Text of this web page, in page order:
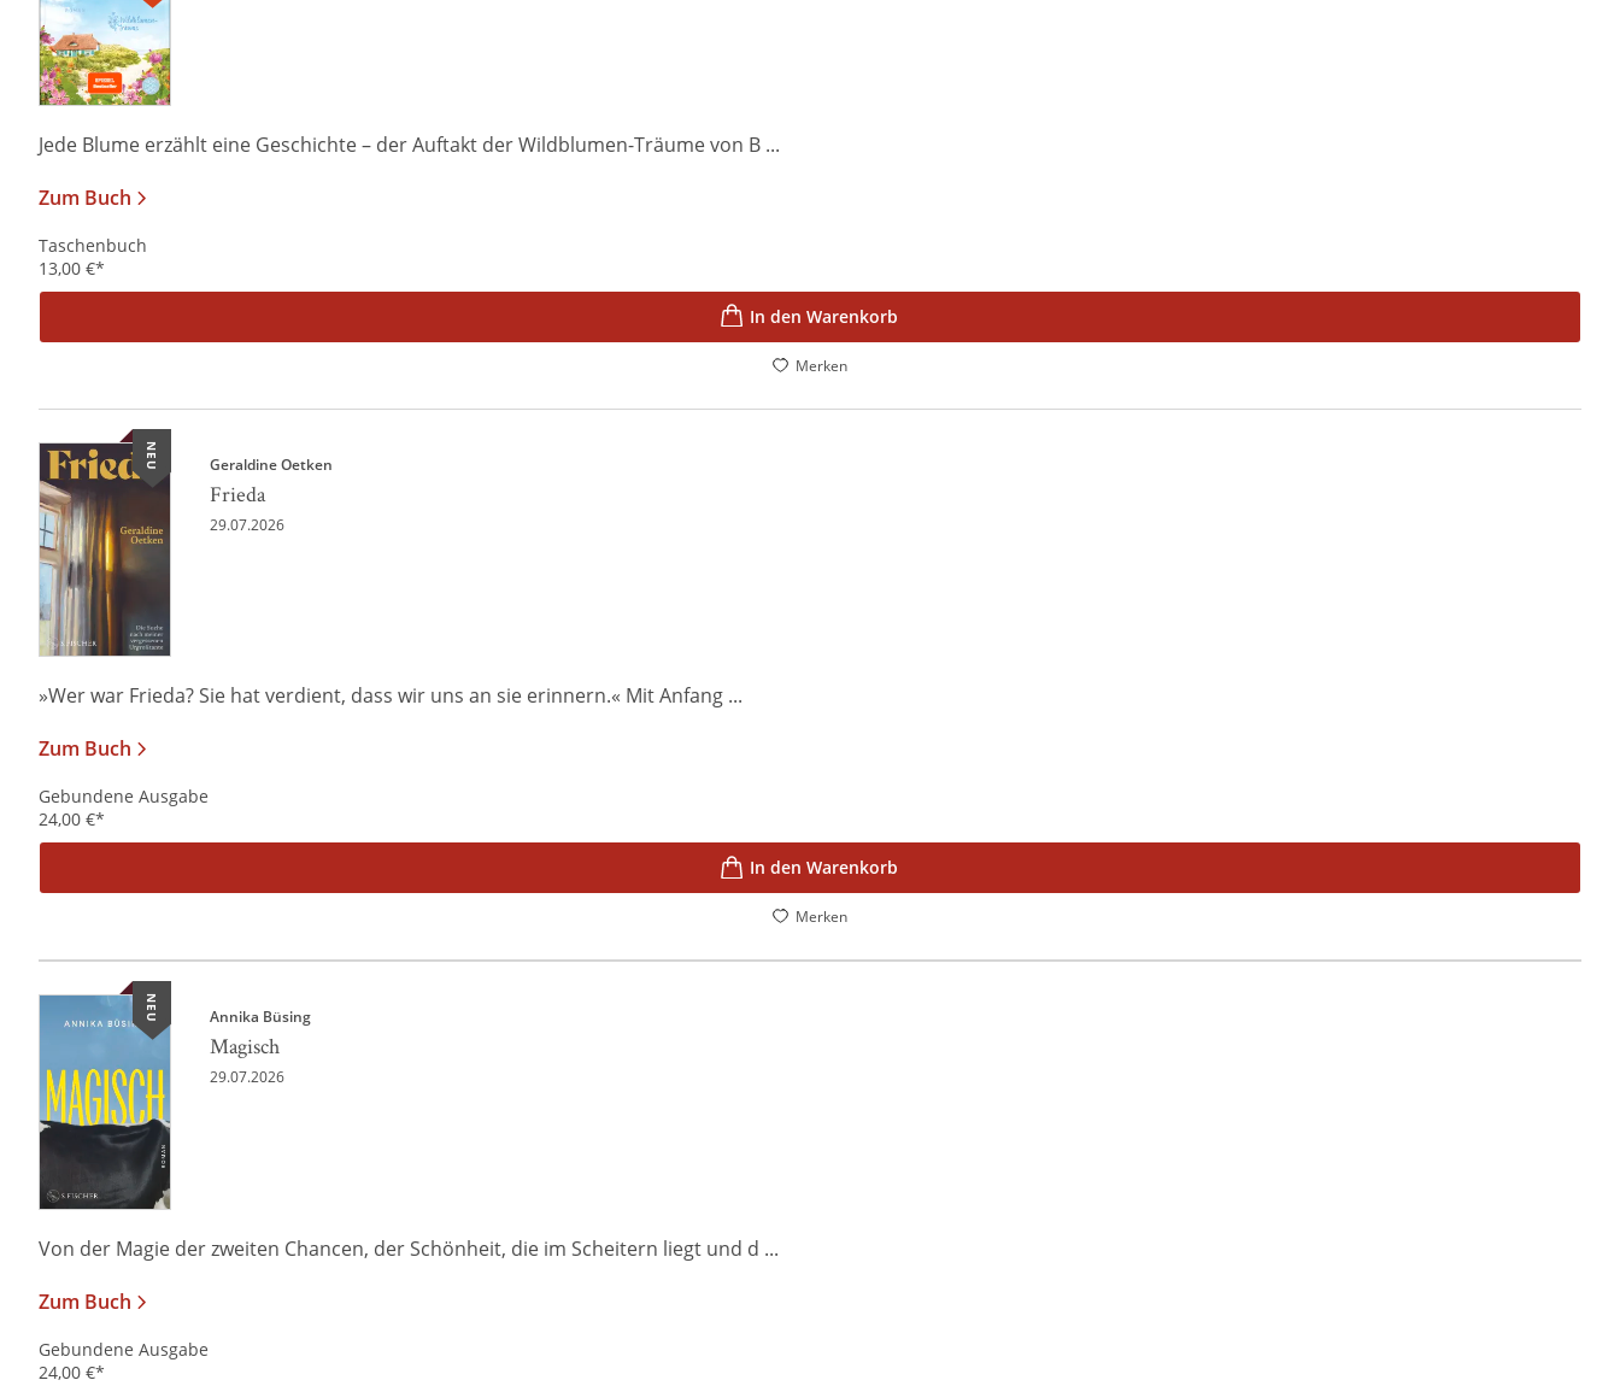
Jede Blume erzählt eine Geschichte – der Auftakt der Wildblumen-Träume von B ...
Zum Buch
Taschenbuch
13,00 €*
In den Warenkorb
Merken
NEU Geraldine Oetken
Frieda
29.07.2026
»Wer war Frieda? Sie hat verdient, dass wir uns an sie erinnern.« Mit Anfang ...
Zum Buch
Gebundene Ausgabe
24,00 €*
In den Warenkorb
Merken
NEU Annika Büsing
Magisch
29.07.2026
Von der Magie der zweiten Chancen, der Schönheit, die im Scheitern liegt und d ...
Zum Buch
Gebundene Ausgabe
24,00 €*